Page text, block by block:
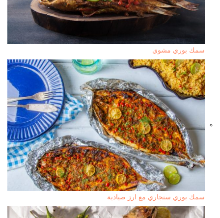
سمك بوري مشوي
سمك بوري سنجاري مع ارز صيادية